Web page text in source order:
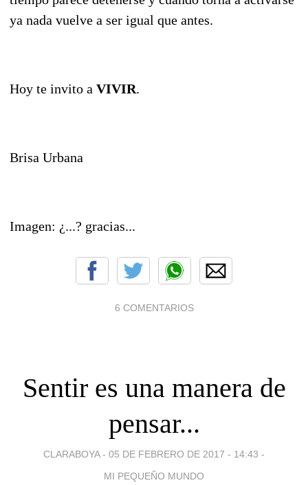
ya nada vuelve a ser igual que antes.
Hoy te invito a VIVIR.
Brisa Urbana
Imagen: ¿...? gracias...
6 COMENTARIOS
Sentir es una manera de
pensar...
CLARABOYA - 05 DE FEBRERO DE 2017 - 14:43 -
MI PEQUEÑO MUNDO